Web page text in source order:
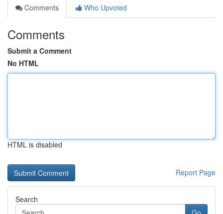
Comments
Who Upvoted
Comments
Submit a Comment
No HTML
HTML is disabled
Report Page
Search